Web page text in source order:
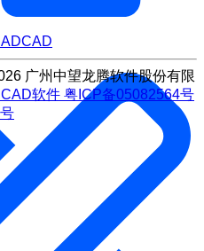
CAD
广州中望龙腾软件股份有限
CAD软件 粤ICP备05082564号